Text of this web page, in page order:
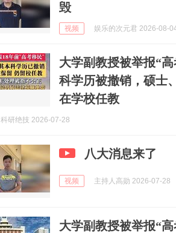
毁
视频 娱乐的次元君 2026-08-
大学副教授被举报“
科学历被撤销，硕士
在学校任教
科研绝技 2026-07-28
八大消息来了
视频 主持人高勋 2026-07-28
大学副教授被举报“